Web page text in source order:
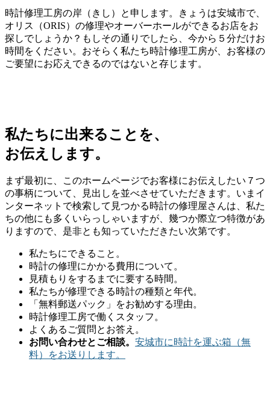
時計修理工房の岸（きし）と申します。きょうは安城市で、
オリス（ORIS）の修理やオーバーホールができるお店をお
探しでしょうか？もしその通りでしたら、今から５分だけお
時間をください。おそらく私たち時計修理工房が、お客様の
ご要望にお応えできるのではないと存じます。
私たちに出来ることを、
お伝えします。
まず最初に、このホームページでお客様にお伝えしたい７つ
の事柄について、見出しを並べさせていただきます。いまイ
ンターネットで検索して見つかる時計の修理屋さんは、私た
ちの他にも多くいらっしゃいますが、幾つか際立つ特徴があ
りますので、是非とも知っていただきたい次第です。
私たちにできること。
時計の修理にかかる費用について。
見積もりをするまでに要する時間。
私たちが修理できる時計の種類と年代。
「無料郵送パック」をお勧めする理由。
時計修理工房で働くスタッフ。
よくあるご質問とお答え。
お問い合わせとご相談。 安城市に時計を運ぶ箱（無
料）をお送りします。